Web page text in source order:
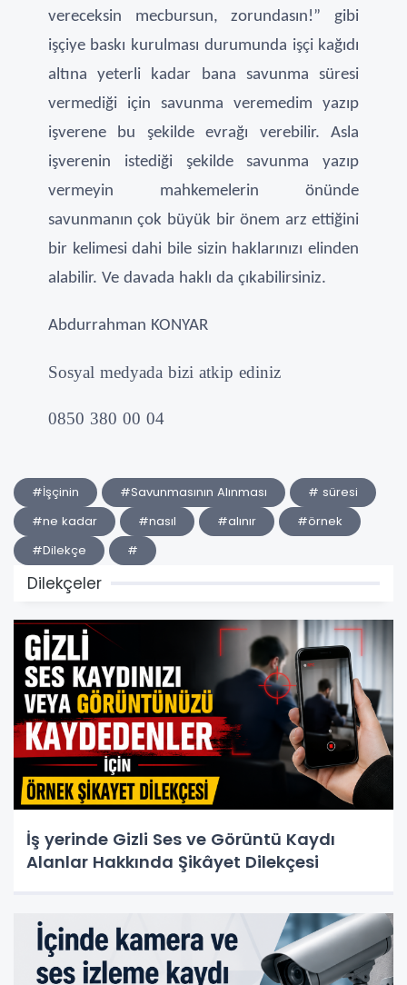
vereceksin mecbursun, zorundasın!” gibi
işçiye baskı kurulması durumunda işçi kağıdı
altına yeterli kadar bana savunma süresi
vermediği için savunma veremedim yazıp
işverene bu şekilde evrağı verebilir. Asla
işverenin istediği şekilde savunma yazıp
vermeyin mahkemelerin önünde
savunmanın çok büyük bir önem arz ettiğini
bir kelimesi dahi bile sizin haklarınızı elinden
alabilir. Ve davada haklı da çıkabilirsiniz.
Abdurrahman KONYAR
Sosyal medyada bizi atkip ediniz
0850 380 00 04
#İşçinin #Savunmasının Alınması
# süresi
#ne kadar
#nasıl #alınır
#örnek
#Dilekçe
#
Dilekçeler
İş yerinde Gizli Ses ve Görüntü Kaydı
Alanlar Hakkında Şikâyet Dilekçesi